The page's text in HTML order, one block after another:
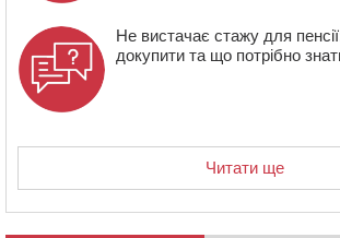
Не вистачає стажу для
докупити та що потрібно
Читати ще